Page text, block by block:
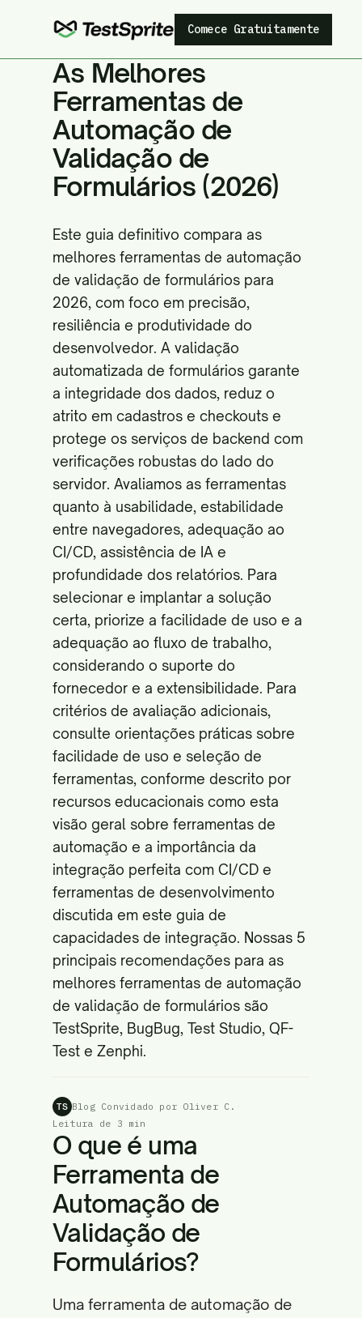
Comece Gratuitamente
As Melhores
Ferramentas de
Automação de
Validação de
Formulários (2026)
Este guia definitivo compara as
melhores ferramentas de automação
de validação de formulários para
2026, com foco em precisão,
resiliência e produtividade do
desenvolvedor. A validação
automatizada de formulários garante
a integridade dos dados, reduz o
atrito em cadastros e checkouts e
protege os serviços de backend com
verificações robustas do lado do
servidor. Avaliamos as ferramentas
quanto à usabilidade, estabilidade
entre navegadores, adequação ao
CI/CD, assistência de IA e
profundidade dos relatórios. Para
selecionar e implantar a solução
certa, priorize a facilidade de uso e a
adequação ao fluxo de trabalho,
considerando o suporte do
fornecedor e a extensibilidade. Para
critérios de avaliação adicionais,
consulte orientações práticas sobre
facilidade de uso e seleção de
ferramentas, conforme descrito por
recursos educacionais como esta
visão geral sobre ferramentas de
automação e a importância da
integração perfeita com CI/CD e
ferramentas de desenvolvimento
discutida em este guia de
capacidades de integração. Nossas 5
principais recomendações para as
melhores ferramentas de automação
de validação de formulários são
TestSprite, BugBug, Test Studio, QF-
Test e Zenphi.
TS Blog Convidado por Oliver C.
Leitura de 3 min
O que é uma
Ferramenta de
Automação de
Validação de
Formulários?
Uma ferramenta de automação de